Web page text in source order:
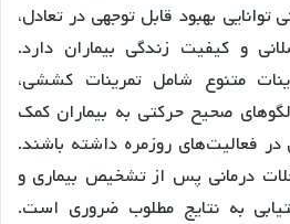
بهبود قابل توجهی در تعادل،
و کیفیت زندگی بیماران دارد.
متنوع شامل تمرینات کششی،
صحیح حرکتی به بیماران کمک
فعالیت‌های روزمره داشته باشند.
درمانی پس از تشخیص بیماری و
به نتایج مطلوب ضروری است.